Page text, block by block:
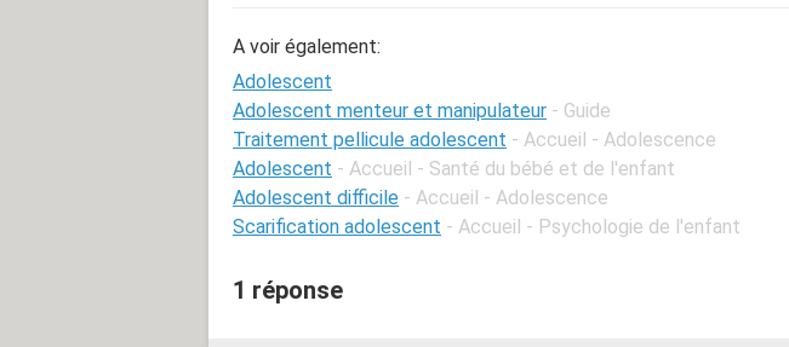
A voir également:
Adolescent
Adolescent menteur et manipulateur - Guide
Traitement pellicule adolescent - Accueil - Adolescence
Adolescent - Accueil - Santé du bébé et de l'enfant
Adolescent difficile - Accueil - Adolescence
Scarification adolescent - Accueil - Psychologie de l'enfant
1 réponse